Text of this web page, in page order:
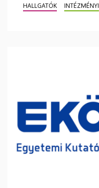
HALLGATÓK INTÉZMÉNYI